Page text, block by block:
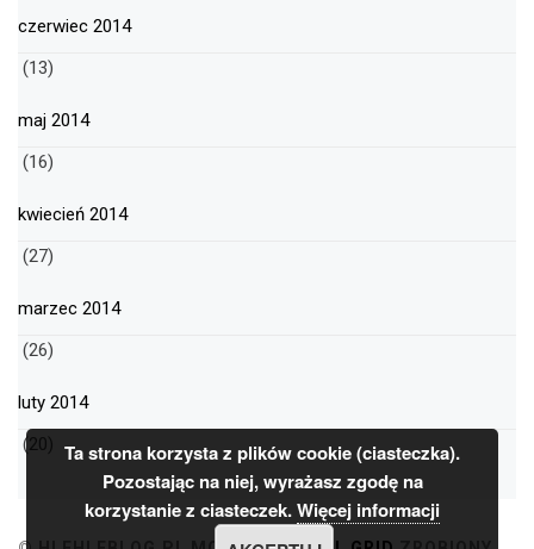
czerwiec 2014
(13)
maj 2014
(16)
kwiecień 2014
(27)
marzec 2014
(26)
luty 2014
(20) Ta strona korzysta z plików cookie (ciasteczka).
Pozostając na niej, wyrażasz zgodę na
korzystanie z ciasteczek.Więcej informacji